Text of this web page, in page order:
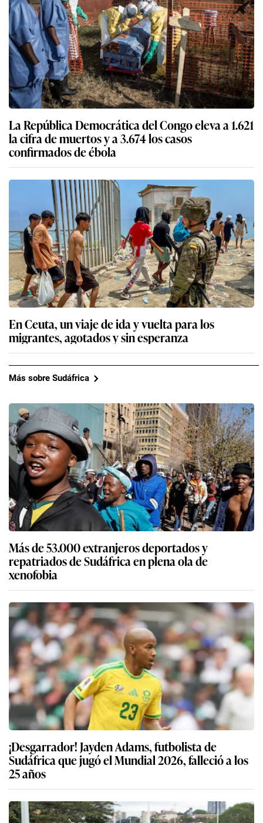
La República Democrática del Congo eleva a 1.621
la cifra de muertos y a 3.674 los casos
confirmados de ébola
En Ceuta, un viaje de ida y vuelta para los
migrantes, agotados y sin esperanza
Más sobre Sudáfrica
Más de 53.000 extranjeros deportados y
repatriados de Sudáfrica en plena ola de
xenofobia
¡Desgarrador! Jayden Adams, futbolista de
Sudáfrica que jugó el Mundial 2026, falleció a los
25 años